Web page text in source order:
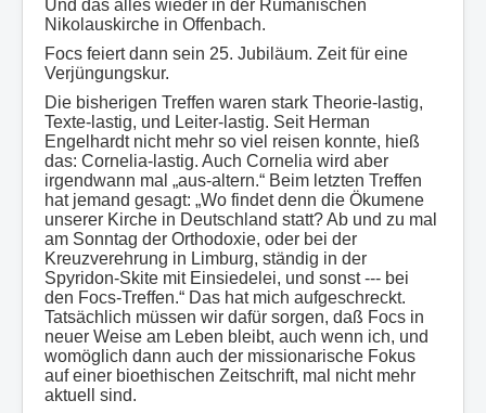
Und das alles wieder in der Rumänischen
Nikolauskirche in Offenbach.
Focs feiert dann sein 25. Jubiläum. Zeit für eine
Verjüngungskur.
Die bisherigen Treffen waren stark Theorie-lastig,
Texte-lastig, und Leiter-lastig. Seit Herman
Engelhardt nicht mehr so viel reisen konnte, hieß
das: Cornelia-lastig. Auch Cornelia wird aber
irgendwann mal „aus-altern.“ Beim letzten Treffen
hat jemand gesagt: „Wo findet denn die Ökumene
unserer Kirche in Deutschland statt? Ab und zu mal
am Sonntag der Orthodoxie, oder bei der
Kreuzverehrung in Limburg, ständig in der
Spyridon-Skite mit Einsiedelei, und sonst --- bei
den Focs-Treffen.“ Das hat mich aufgeschreckt.
Tatsächlich müssen wir dafür sorgen, daß Focs in
neuer Weise am Leben bleibt, auch wenn ich, und
womöglich dann auch der missionarische Fokus
auf einer bioethischen Zeitschrift, mal nicht mehr
aktuell sind.